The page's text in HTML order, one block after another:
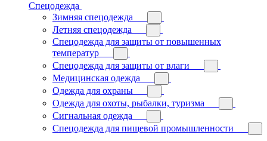
Спецодежда
Зимняя спецодежда
Летняя спецодежда
Спецодежда для защиты от повышенных
температур
Спецодежда для защиты от влаги
Медицинская одежда
Одежда для охраны
Одежда для охоты, рыбалки, туризма
Сигнальная одежда
Спецодежда для пищевой промышленности